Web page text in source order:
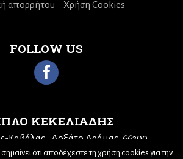
ΚΕΚΕΛΙΑΔΗΣ
Καβάλας
Δοξάτο Δράμας, 66300
Email:kekeliadis@otenet.gr
FOLLOW US
απορρήτου – Χρήση Cookies
ότι αποδέχεστε τη χρήση cookies για την